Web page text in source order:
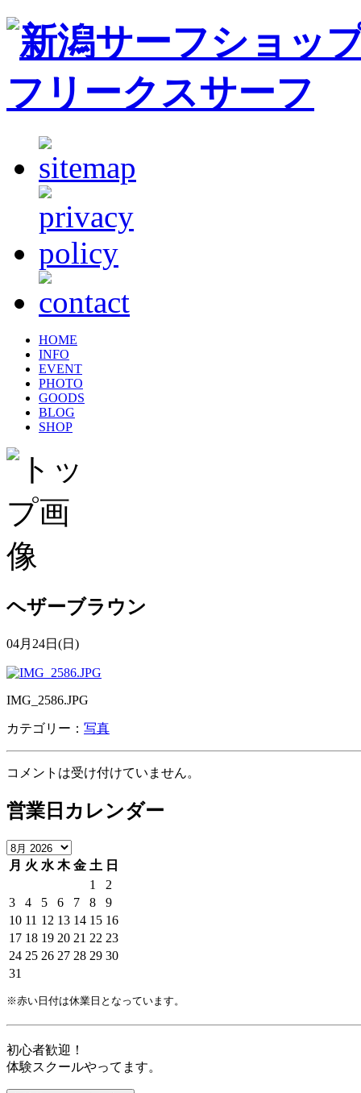
HOME
INFO
EVENT
PHOTO
GOODS
BLOG
SHOP
ヘザーブラウン
04月24日(日)
IMG_2586.JPG
カテゴリー： 写真
コメントは受け付けていません。
営業日カレンダー
月 火 水 木 金 土 日
1
2
3
4 5 6 7 8
9
10 11 12 13 14 15 16
17 18 19 20 21 22 23
24 25 26 27 28 29 30
31
※赤い日付は休業日となっています。
初心者歓迎！
体験スクールやってます。